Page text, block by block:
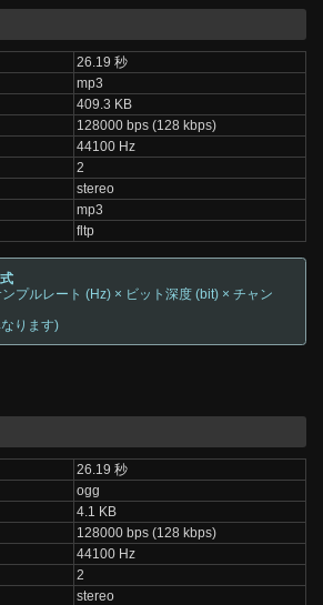
26.19 秒
mp3
409.3 KB
128000 bps (128 kbps)
44100 Hz
2
stereo
mp3
fltp
プルレート (Hz) × ビット深度 (bit) × チャン
ります)
26.19 秒
ogg
4.1 KB
128000 bps (128 kbps)
44100 Hz
2
stereo